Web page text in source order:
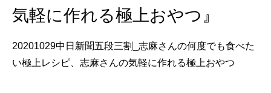
気軽に作れる極上おやつ』
20201029中日新聞五段三割_志麻さんの何度でも食べた
い極上レシピ、志麻さんの気軽に作れる極上おやつ